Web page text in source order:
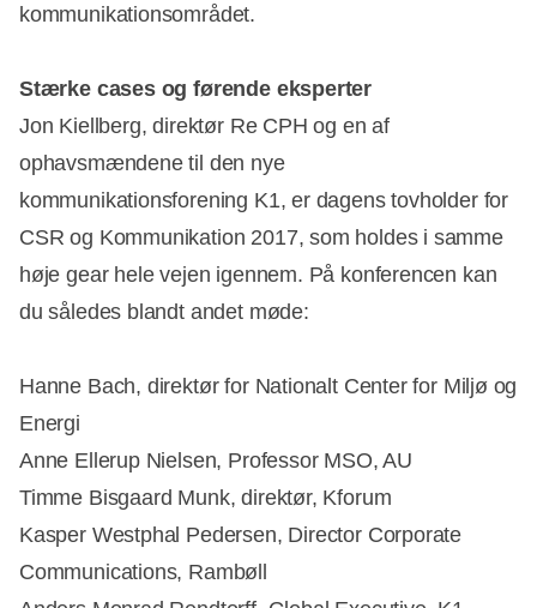
kommunikationsområdet.
Stærke cases og førende eksperter
Jon Kiellberg, direktør Re CPH og en af
ophavsmændene til den nye
kommunikationsforening K1, er dagens tovholder for
CSR og Kommunikation 2017, som holdes i samme
høje gear hele vejen igennem. På konferencen kan
du således blandt andet møde:
Hanne Bach, direktør for Nationalt Center for Miljø og
Energi
Anne Ellerup Nielsen, Professor MSO, AU
Timme Bisgaard Munk, direktør, Kforum
Kasper Westphal Pedersen, Director Corporate
Communications, Rambøll